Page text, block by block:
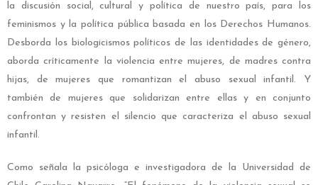
la discusión social, cultural y política de nuestro país, para los
feminismos y la política pública basada en los Derechos Humanos.
Desborda los biologicismos políticos de las identidades de género,
aborda críticamente la violencia entre mujeres, de madres contra
hijas, de mujeres que romantizan el abuso sexual infantil. Y
también de mujeres que solidarizan entre ellas y en conjunto
confrontan y resisten el silencio que caracteriza el abuso sexual
infantil.
Como señala la psicóloga e investigadora de la Universidad de